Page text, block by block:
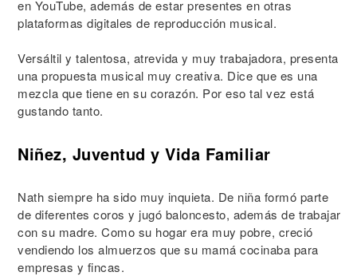
en YouTube, además de estar presentes en otras
plataformas digitales de reproducción musical.
Versáltil y talentosa, atrevida y muy trabajadora, presenta
una propuesta musical muy creativa. Dice que es una
mezcla que tiene en su corazón. Por eso tal vez está
gustando tanto.
Niñez, Juventud y Vida Familiar
Nath siempre ha sido muy inquieta. De niña formó parte
de diferentes coros y jugó baloncesto, además de trabajar
con su madre. Como su hogar era muy pobre, creció
vendiendo los almuerzos que su mamá cocinaba para
empresas y fincas.